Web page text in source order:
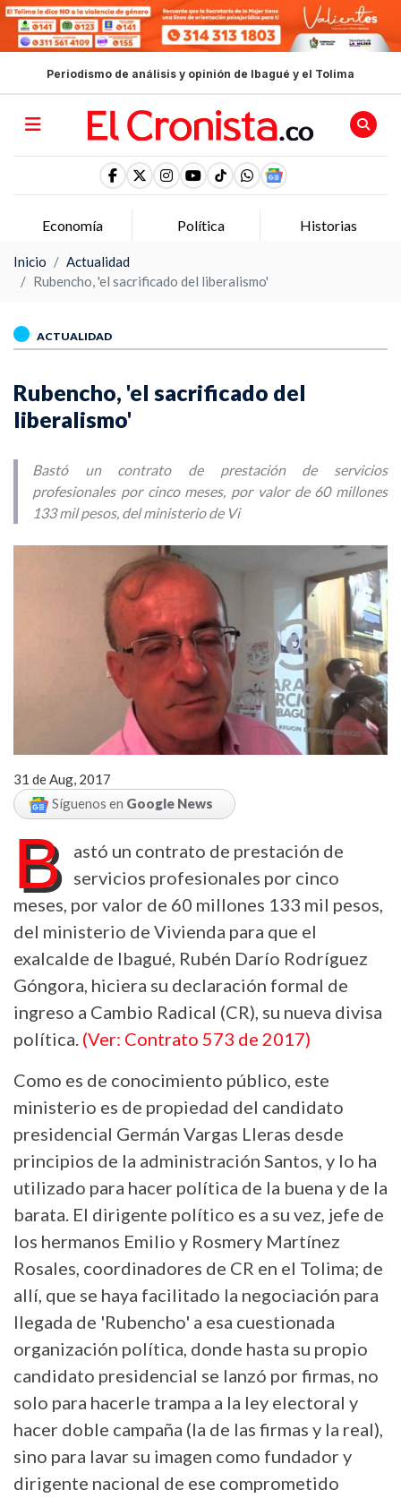
Periodismo de análisis y opinión de Ibagué y el Tolima
Economía Política Historias
Inicio
Actualidad
Rubencho, 'el sacrificado del liberalismo'
ACTUALIDAD
Rubencho, 'el sacrificado del
liberalismo'
Bastó un contrato de prestación de servicios
profesionales por cinco meses, por valor de 60 millones
133 mil pesos, del ministerio de Vi
31 de Aug, 2017
Síguenos en Google News
B
astó un contrato de prestación de
servicios profesionales por cinco
meses, por valor de 60 millones 133 mil pesos,
del ministerio de Vivienda para que el
exalcalde de Ibagué, Rubén Darío Rodríguez
Góngora, hiciera su declaración formal de
ingreso a Cambio Radical (CR), su nueva divisa
política. (Ver: Contrato 573 de 2017)
Como es de conocimiento público, este
ministerio es de propiedad del candidato
presidencial Germán Vargas Lleras desde
principios de la administración Santos, y lo ha
utilizado para hacer política de la buena y de la
barata. El dirigente político es a su vez, jefe de
los hermanos Emilio y Rosmery Martínez
Rosales, coordinadores de CR en el Tolima; de
allí, que se haya facilitado la negociación para
llegada de 'Rubencho' a esa cuestionada
organización política, donde hasta su propio
candidato presidencial se lanzó por firmas, no
solo para hacerle trampa a la ley electoral y
hacer doble campaña (la de las firmas y la real),
sino para lavar su imagen como fundador y
dirigente nacional de ese comprometido